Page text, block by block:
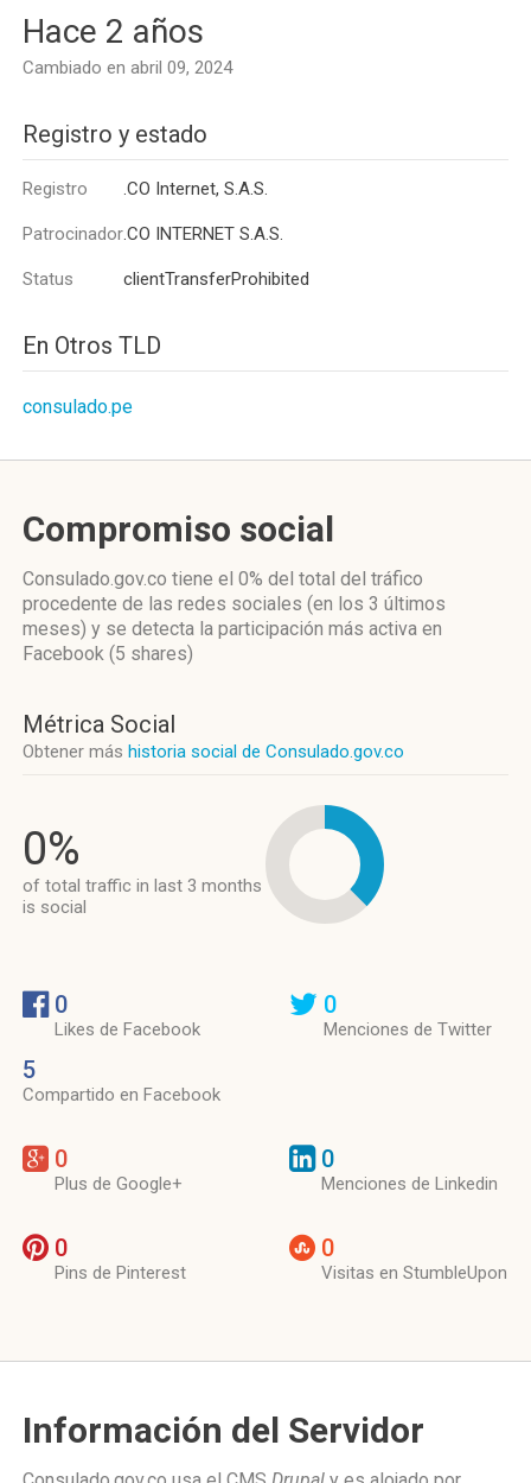
Hace 2 años
Cambiado en abril 09, 2024
Registro y estado
Registro .CO Internet, S.A.S.
Patrocinador.CO INTERNET S.A.S.
Status clientTransferProhibited
En Otros TLD
consulado.pe
Compromiso social
Consulado.gov.co tiene el 0% del total del tráfico
procedente de las redes sociales (en los 3 últimos
meses) y se detecta la participación más activa en
Facebook (5 shares)
Métrica Social
Obtener más historia social de Consulado.gov.co
0%
of total traffic in last 3 months
is social
0
Likes de Facebook
5
Compartido en Facebook
0
Menciones de Twitter
0
Plus de Google+
0
Menciones de Linkedin
0
Pins de Pinterest
0
Visitas en StumbleUpon
Información del Servidor